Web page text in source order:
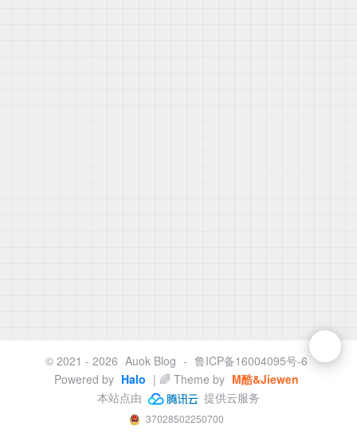
© 2021 - 2026 Auok Blog - 鲁ICP备16004095号-6
Powered by Halo | 🌈 Theme by M酷&Jiewen
本站点由
提供云服务
37028502250700